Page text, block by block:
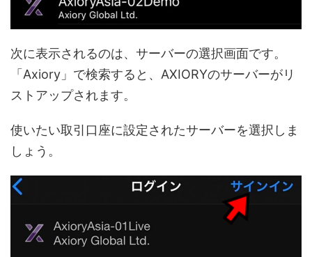
次に表示されるのは、サーバーの選択画面です。
「Axiory」で検索すると、AXIORYのサーバーがリ
ストアップされます。
使いたい取引口座に設定されたサーバーを選択しま
しょう。